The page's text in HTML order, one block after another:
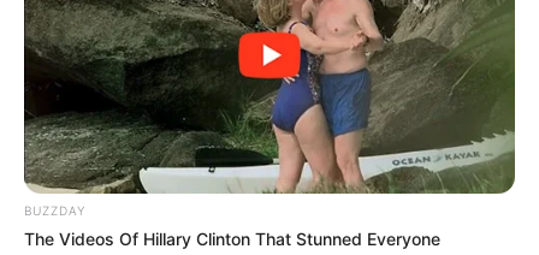
BUZZDAY
The Videos Of Hillary Clinton That Stunned Everyone